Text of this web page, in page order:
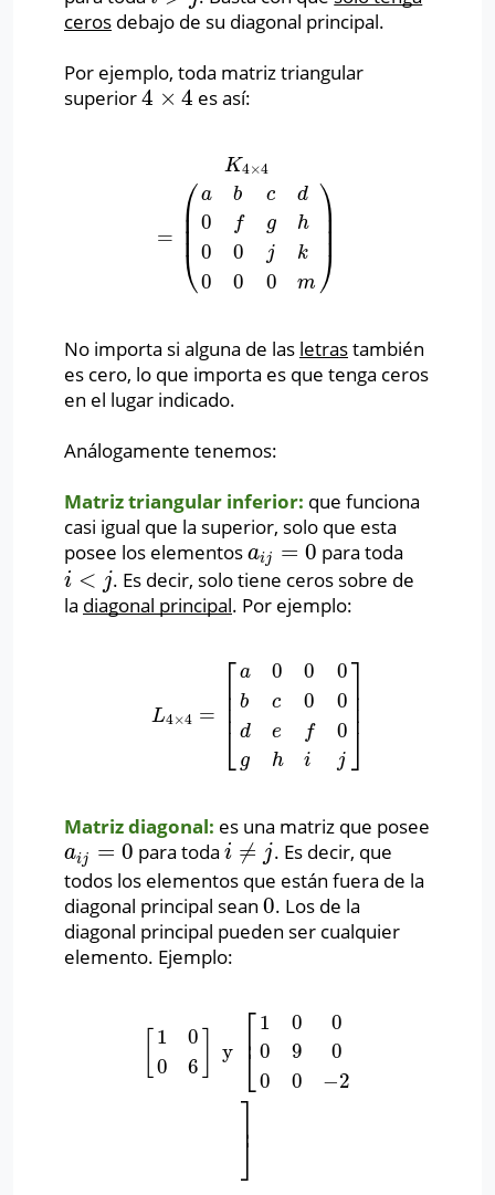
ceros debajo de su diagonal principal.
Por ejemplo, toda matriz triangular
superior4 × 4
4 ×4 es así:
K4×4
=
⎛
⎝
⎜
⎜⎜
a
0
0
0
b
f
0
0
c
g
j
0
d
h
k
m
⎞
⎠
⎟
⎟⎟
d0fgh
No importa si alguna de las letrastambién
es cero, lo que importa es que tenga ceros
en el lugar indicado.
Análogamente tenemos:
Matriz triangular inferior: que funciona
casi igual que la superior, solo que esta
posee los elementos aij = 0
aij= 0 para toda
i < j
i< j
. Es decir, solo tiene ceros sobre de
la diagonal principal. Por ejemplo:
L4×4 =
⎡
⎣
⎢⎢⎢
a
b
d
g
0
c
e
h
0
0
f
i
0
0
0
j
⎤
⎦
⎥⎥⎥
L4×4=[a 0
Matriz diagonal: es una matriz que posee
aij = 0
aij= 0 para todai ≠ j
i≠j
. Es decir, que
todos los elementos que están fuera de la
diagonal principal sean 0
0. Los de la
diagonal principal pueden ser cualquier
elemento. Ejemplo:
1
0
0
6
y ⎡
⎣
⎢ 1
0
0
0
9
0
0
0
−2
⎤
⎦⎥
[1 0 00 0 ]